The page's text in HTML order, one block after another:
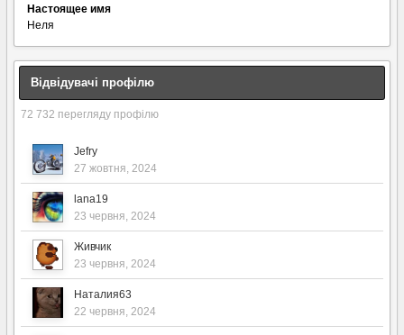
Настоящее имя
Неля
Відвідувачі профілю
72 732 перегляду профілю
Jefry
27 жовтня, 2024
lana19
23 червня, 2024
Живчик
23 червня, 2024
Наталия63
22 червня, 2024